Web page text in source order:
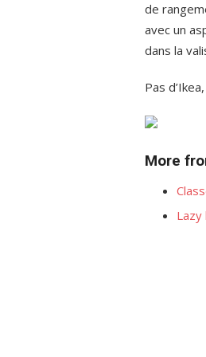
de
avec un
dans la
Pas
More